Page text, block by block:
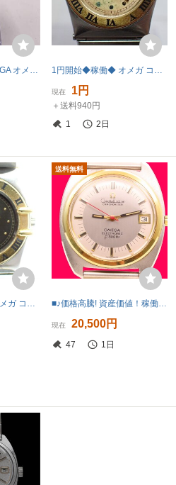
0627A0731 Ω OMEGA オメガ コンステレーション 1448/431 YG SS デイト クォーツ メンズ 腕時計 時計重量68.26g 1円開始◆稼働◆ オメガ コンステレーション ゴールド クオーツ レディース 腕時計 AI99203
現在 1円
＋送料940円
1
2日
1円開始◆稼働◆ オメガ コンステレーション ブラック クオーツ レディース 腕時計 AI68206
送料無料
■♪価格高騰! 資産価値！稼働 電池新品高級超レア！ビンテージ！ OMEGA オメガ Constellation コンステレーション ELECTRONIC f300Hz 音叉
現在 20,500円
47 1日